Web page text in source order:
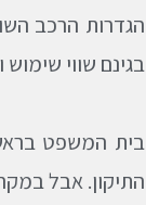
הגדרות הרכב
בגינם שווי
בית המשפט
התיקון. אבל